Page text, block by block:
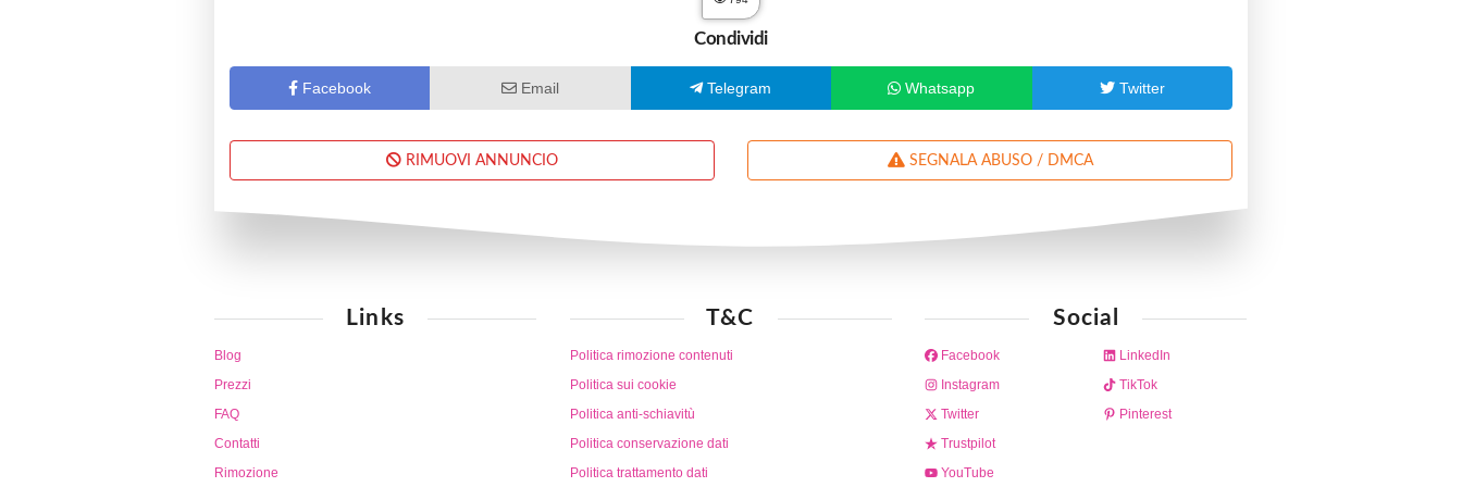
Condividi
Facebook Email Telegram Whatsapp Twitter
RIMUOVI ANNUNCIO SEGNALA ABUSO / DMCA
Links
Blog
Prezzi
FAQ
Contatti
Rimozione
T&C
Politica rimozione contenuti
Politica sui cookie
Politica anti-schiavitù
Politica conservazione dati
Politica trattamento dati
Social
Facebook
Instagram
Twitter
Trustpilot
YouTube
LinkedIn
TikTok
Pinterest